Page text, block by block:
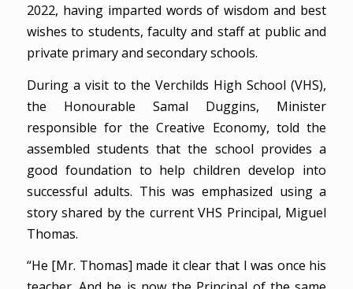
2022, having imparted words of wisdom and best
wishes to students, faculty and staff at public and
private primary and secondary schools.
During a visit to the Verchilds High School (VHS),
the Honourable Samal Duggins, Minister
responsible for the Creative Economy, told the
assembled students that the school provides a
good foundation to help children develop into
successful adults. This was emphasized using a
story shared by the current VHS Principal, Miguel
Thomas.
“He [Mr. Thomas] made it clear that I was once his